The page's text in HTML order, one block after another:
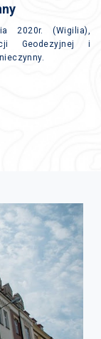
2020r. (Wigilia),
Geodezyjnej i